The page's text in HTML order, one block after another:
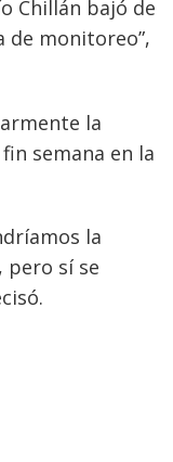
Chillán bajó de
de monitoreo”,
la
semana en la
la
pero sí se